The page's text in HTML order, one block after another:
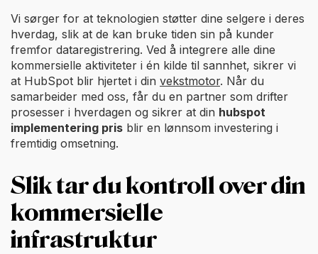
Vi sørger for at teknologien støtter dine selgere i deres
hverdag, slik at de kan bruke tiden sin på kunder
fremfor dataregistrering. Ved å integrere alle dine
kommersielle aktiviteter i én kilde til sannhet, sikrer vi
at HubSpot blir hjertet i din vekstmotor. Når du
samarbeider med oss, får du en partner som drifter
prosesser i hverdagen og sikrer at din hubspot
implementering pris blir en lønnsom investering i
fremtidig omsetning.
Slik tar du kontroll over din
kommersielle
infrastruktur